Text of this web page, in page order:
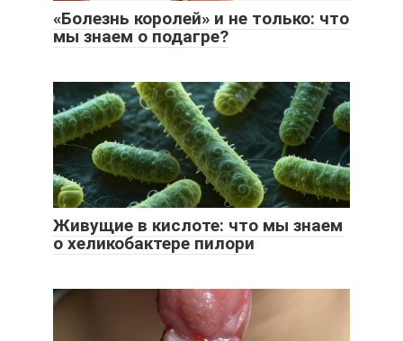
«Болезнь королей» и не только: что
мы знаем о подагре?
Живущие в кислоте: что мы знаем
о хеликобактере пилори